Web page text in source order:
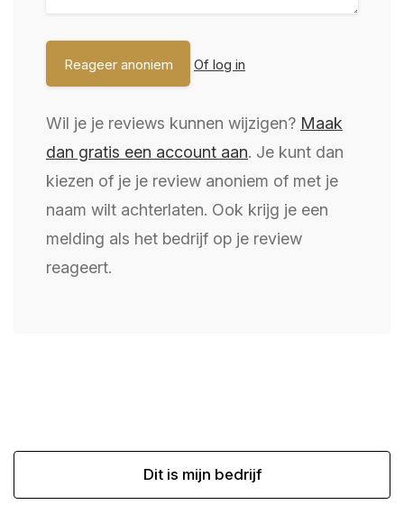
Of log in
Wil je je reviews kunnen wijzigen? Maak
dan gratis een account aan. Je kunt dan
kiezen of je je review anoniem of met je
naam wilt achterlaten. Ook krijg je een
melding als het bedrijf op je review
reageert.
Dit is mijn bedrijf